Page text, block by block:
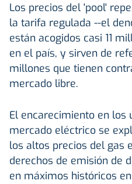
Los precios del 'pool'
la tarifa regulada --el
están acogidos casi 11
en el país, y sirven de
millones que tienen
mercado libre.
El encarecimiento en
mercado eléctrico se
los altos precios del gas
derechos de emisión de
en máximos históricos